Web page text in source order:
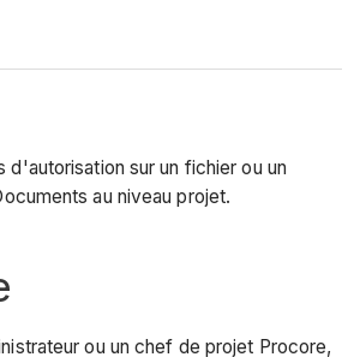
d'autorisation sur un fichier ou un
au niveau projet.
ou un chef de projet Procore,